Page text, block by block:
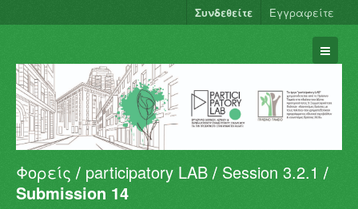
Συνδεθείτε Εγγραφείτε
Σύνολα Δεδομένων
Φορείς
Φορείς participatory LAB
Session 3.2.1
Submission 14